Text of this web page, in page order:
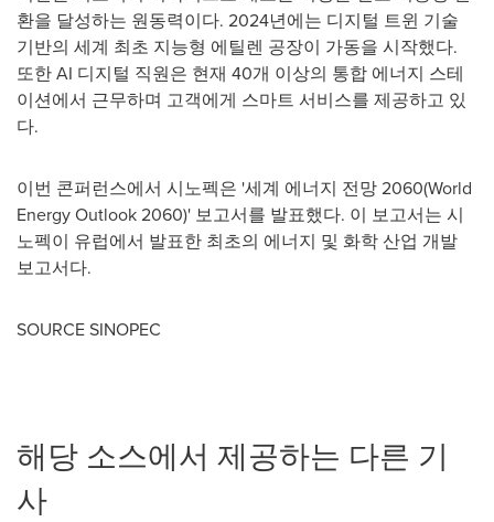
환을 달성하는 원동력이다. 2024년에는 디지털 트윈 기술
기반의 세계 최초 지능형 에틸렌 공장이 가동을 시작했다.
또한 AI 디지털 직원은 현재 40개 이상의 통합 에너지 스테
이션에서 근무하며 고객에게 스마트 서비스를 제공하고 있
다.
이번 콘퍼런스에서 시노펙은 '세계 에너지 전망 2060(World
Energy Outlook 2060)' 보고서를 발표했다. 이 보고서는 시
노펙이 유럽에서 발표한 최초의 에너지 및 화학 산업 개발
보고서다.
SOURCE SINOPEC
해당 소스에서 제공하는 다른 기
사